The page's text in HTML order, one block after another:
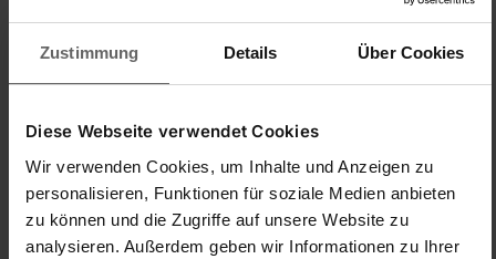
Zustimmung Details Über Cookies
Diese Webseite verwendet Cookies
Wir verwenden Cookies, um Inhalte und Anzeigen zu
personalisieren, Funktionen für soziale Medien anbieten
zu können und die Zugriffe auf unsere Website zu
analysieren. Außerdem geben wir Informationen zu Ihrer
Funktionierendes Ersatzteil statt Neukauf, Lobenswert und
Nachhaltig. Man sollte aber die Versandkosten nochmAl
überdenken.